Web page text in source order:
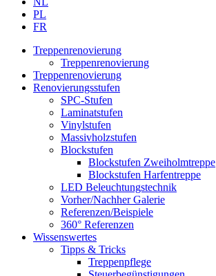
PL
FR
Treppenrenovierung
Treppenrenovierung
Treppenrenovierung
Renovierungsstufen
SPC-Stufen
Laminatstufen
Vinylstufen
Massivholzstufen
Blockstufen
Blockstufen Zweiholmtreppe
Blockstufen Harfentreppe
LED Beleuchtungstechnik
Vorher/Nachher Galerie
Referenzen/Beispiele
360° Referenzen
Wissenswertes
Tipps & Tricks
Treppenpflege